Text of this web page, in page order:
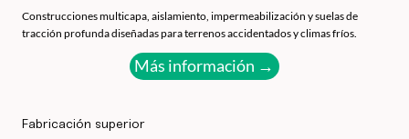
Construcciones multicapa, aislamiento, impermeabilización y suelas de
tracción profunda diseñadas para terrenos accidentados y climas fríos.
Más información →
Fabricación superior